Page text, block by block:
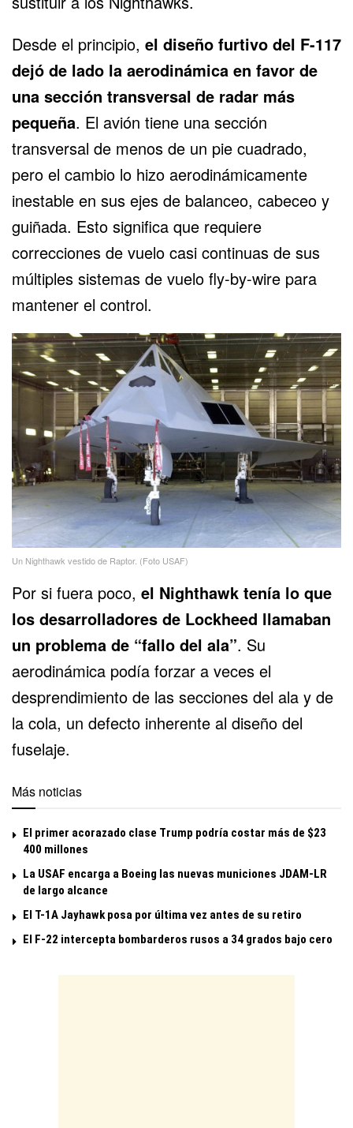
Desde el principio, el diseño furtivo del F-117
dejó de lado la aerodinámica en favor de
una sección transversal de radar más
pequeña. El avión tiene una sección
transversal de menos de un pie cuadrado,
pero el cambio lo hizo aerodinámicamente
inestable en sus ejes de balanceo, cabeceo y
guiñada. Esto significa que requiere
correcciones de vuelo casi continuas de sus
múltiples sistemas de vuelo fly-by-wire para
mantener el control.
Un Nighthawk vestido de Raptor. (Foto USAF)
Por si fuera poco, el Nighthawk tenía lo que
los desarrolladores de Lockheed llamaban
un problema de “fallo del ala”. Su
aerodinámica podía forzar a veces el
desprendimiento de las secciones del ala y de
la cola, un defecto inherente al diseño del
fuselaje.
Más noticias
El primer acorazado clase Trump podría costar más de $23
400 millones
La USAF encarga a Boeing las nuevas municiones JDAM-LR
de largo alcance
El T-1A Jayhawk posa por última vez antes de su retiro
El F-22 intercepta bombarderos rusos a 34 grados bajo cero